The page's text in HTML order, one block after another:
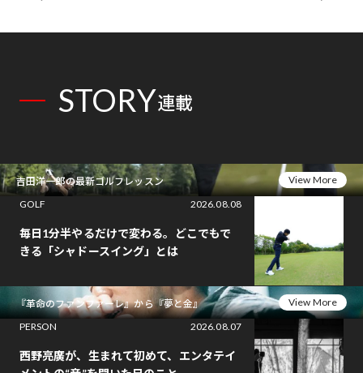
STORY連載
吉田洋一郎の最新ゴルフレッスン
View More
GOLF
2026.08.08
毎日1分半やるだけで変わる。どこでもで
きる「シャドースイング」とは
『革命のファンファーレ』から『夢と金』
View More
PERSON
2026.08.07
西野亮廣が、生まれて初めて、エンタテイ